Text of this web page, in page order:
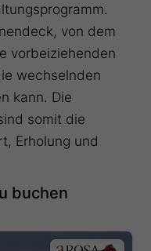
von dem
vorbeiziehenden
wechselnden
kann. Die
somit die
Erholung und
buchen